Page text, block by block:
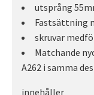
utsprång
Fastsättning
skruvar
Matchande
A262 i samma
innehåller